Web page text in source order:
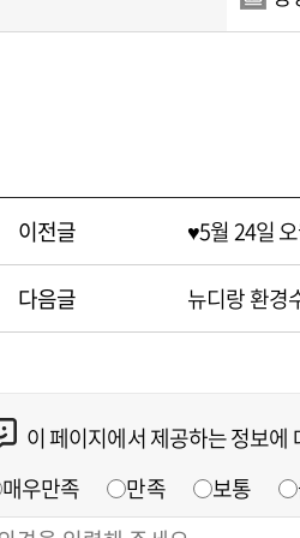
이전글 ♥5월 24일
다음글 뉴디랑 환경
이 페이지에서 제공하는 정보에
매우만족
만족 보통